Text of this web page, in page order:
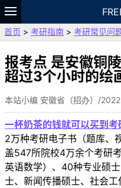
题库
故事 专题
VIP
资料
首页 > 考研指南 > 考研常见问
报考点 是安徽铜
超过3个小时的绘
本站小编 安徽省（招办）/
一杯奶茶的钱就可以买到考
2万种考研电子书（题库、
盖547所院校4万余个考研
英语数学）、40种专业硕
士、新闻传播硕士、社会